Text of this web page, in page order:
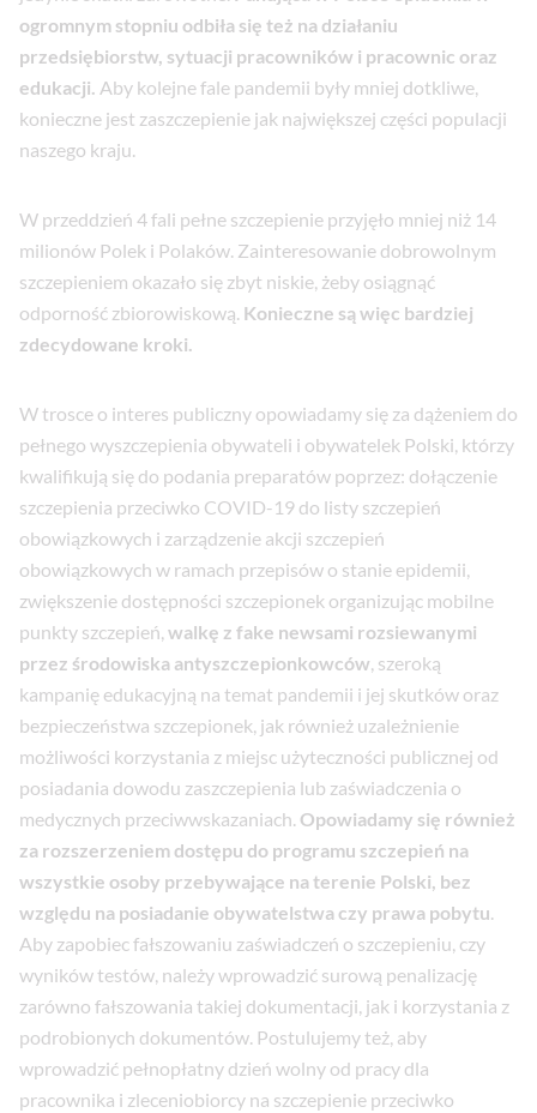
ogromnym stopniu odbiła się też na działaniu
przedsiębiorstw, sytuacji pracowników i pracownic oraz
edukacji. Aby kolejne fale pandemii były mniej dotkliwe,
konieczne jest zaszczepienie jak największej części populacji
naszego kraju.
W przeddzień 4 fali pełne szczepienie przyjęło mniej niż 14
milionów Polek i Polaków. Zainteresowanie dobrowolnym
szczepieniem okazało się zbyt niskie, żeby osiągnąć
odporność zbiorowiskową. Konieczne są więc bardziej
zdecydowane kroki.
W trosce o interes publiczny opowiadamy się za dążeniem do
pełnego wyszczepienia obywateli i obywatelek Polski, którzy
kwalifikują się do podania preparatów poprzez: dołączenie
szczepienia przeciwko COVID-19 do listy szczepień
obowiązkowych i zarządzenie akcji szczepień
obowiązkowych w ramach przepisów o stanie epidemii,
zwiększenie dostępności szczepionek organizując mobilne
punkty szczepień, walkę z fake newsami rozsiewanymi
przez środowiska antyszczepionkowców, szeroką
kampanię edukacyjną na temat pandemii i jej skutków oraz
bezpieczeństwa szczepionek, jak również uzależnienie
możliwości korzystania z miejsc użyteczności publicznej od
posiadania dowodu zaszczepienia lub zaświadczenia o
medycznych przeciwwskazaniach. Opowiadamy się również
za rozszerzeniem dostępu do programu szczepień na
wszystkie osoby przebywające na terenie Polski, bez
względu na posiadanie obywatelstwa czy prawa pobytu.
Aby zapobiec fałszowaniu zaświadczeń o szczepieniu, czy
wyników testów, należy wprowadzić surową penalizację
zarówno fałszowania takiej dokumentacji, jak i korzystania z
podrobionych dokumentów. Postulujemy też, aby
wprowadzić pełnopłatny dzień wolny od pracy dla
pracownika i zleceniobiorcy na szczepienie przeciwko